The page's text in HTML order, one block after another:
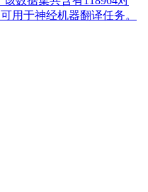
可用于神经机器翻译任务。